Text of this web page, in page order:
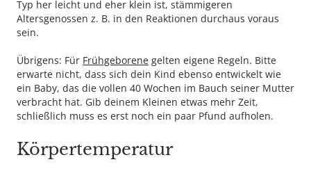
Typ her leicht und eher klein ist, stämmigeren
Altersgenossen z. B. in den Reaktionen durchaus voraus
sein.
Übrigens: Für Frühgeborene gelten eigene Regeln. Bitte
erwarte nicht, dass sich dein Kind ebenso entwickelt wie
ein Baby, das die vollen 40 Wochen im Bauch seiner Mutter
verbracht hat. Gib deinem Kleinen etwas mehr Zeit,
schließlich muss es erst noch ein paar Pfund aufholen.
Körpertemperatur